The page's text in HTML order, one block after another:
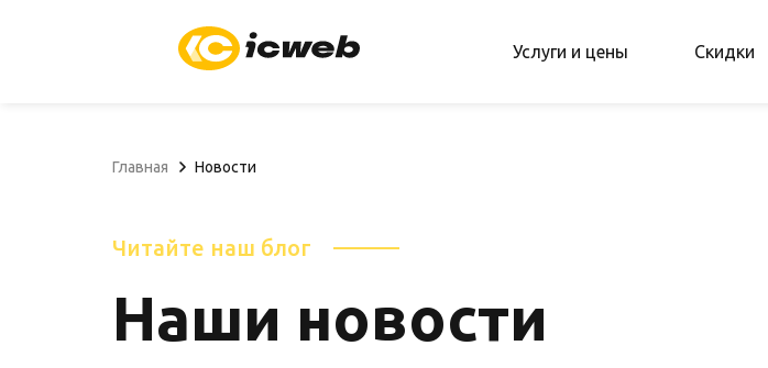
Услуги и цены Скидки
Главная Новости
Читайте наш блог
Наши новости